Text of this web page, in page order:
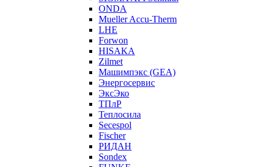
ONDA
Mueller Accu-Therm
LHE
Forwon
HISAKA
Zilmet
Машимпэкс (GEA)
Энергосервис
ЭксЭко
ТПлР
Теплосила
Secespol
Fischer
РИДАН
Sondex